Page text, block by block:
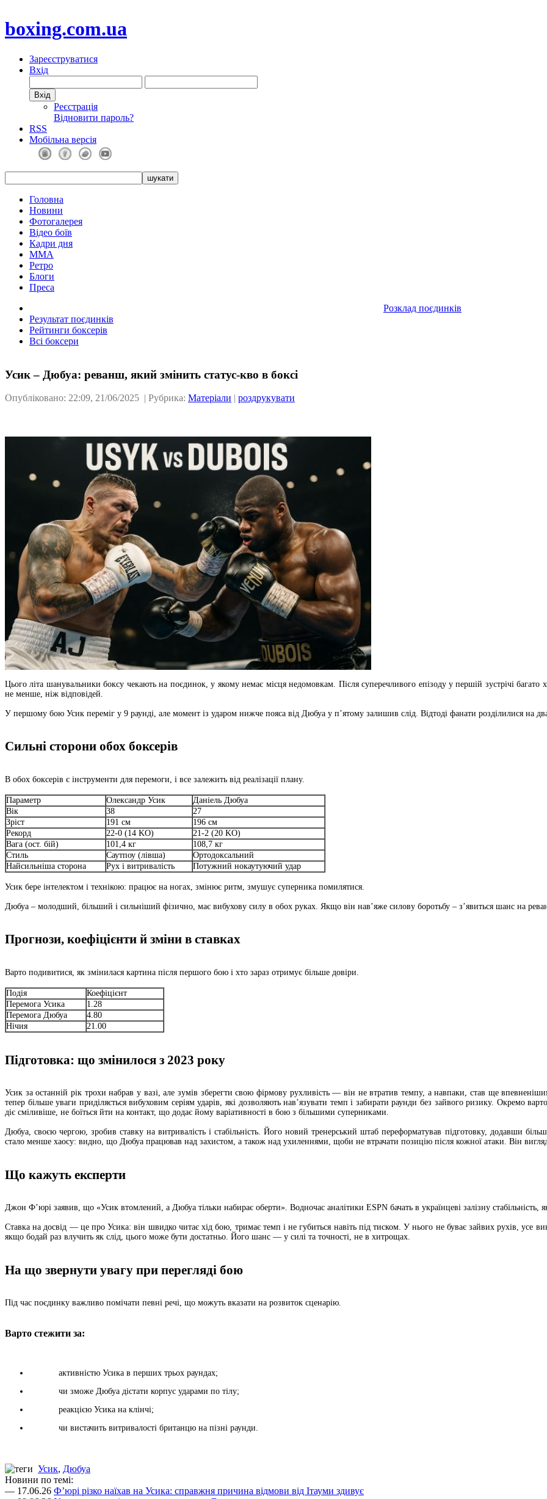
boxing.com.ua
Зареєструватися
Вхід
Реєстрація
Відновити пароль?
RSS
Мобільна версія
Головна
Новини
Фотогалерея
Відео боїв
Кадри дня
ММА
Ретро
Блоги
Преса
Розклад поєдинків
Результат поєдинків
Рейтинги боксерів
Всі боксери
Усик – Дюбуа: реванш, який змінить статус-кво в боксі
Опубліковано: 22:09, 21/06/2025 | Рубрика: Матеріали | роздрукувати
Цього літа шанувальники боксу чекають на поєдинок, у якому немає місця недомовкам. Після суперечливого епізоду у першій зустрічі багато
не менше, ніж відповідей.
У першому бою Усик переміг у 9 раунді, але момент із ударом нижче пояса від Дюбуа у п’ятому залишив слід. Відтоді фанати розділилися на
Сильні сторони обох боксерів
В обох боксерів є інструменти для перемоги, і все залежить від реалізації плану.
Параметр Олександр Усик
Даніель Дюбуа
Вік
38
27
Зріст
191 см
196 см
Рекорд
22-0 (14 KO)
21-2 (20 KO)
Вага (ост. бій)
101,4 кг
108,7 кг
Стиль
Саутпоу (лівша)
Ортодоксальний
Найсильніша сторона
Рух і витривалість Потужний нокаутуючий удар
Усик бере інтелектом і технікою: працює на ногах, змінює ритм, змушує суперника помилятися.
Дюбуа – молодший, більший і сильніший фізично, має вибухову силу в обох руках. Якщо він нав’яже силову боротьбу – з’явиться шанс на
Прогнози, коефіцієнти й зміни в ставках
Варто подивитися, як змінилася картина після першого бою і хто зараз отримує більше довіри.
Подія
Коефіцієнт
Перемога Усика
1.28
Перемога Дюбуа
4.80
Нічия
21.00
Підготовка: що змінилося з 2023 року
Усик за останній рік трохи набрав у вазі, але зумів зберегти свою фірмову рухливість — він не втратив темпу, а навпаки, став ще
тепер більше уваги приділяється вибуховим серіям ударів, які дозволяють навʼязувати темп і забирати раунди без зайвого ризику. Окремо
діє сміливіше, не боїться йти на контакт, що додає йому варіативності в бою з більшими суперниками.
Дюбуа, своєю чергою, зробив ставку на витривалість і стабільність. Його новий тренерський штаб переформатував підготовку, додавши
стало менше хаосу: видно, що Дюбуа працював над захистом, а також над ухиленнями, щоби не втрачати позицію після кожної атаки. Він
Що кажуть експерти
Джон Ф’юрі заявив, що «Усик втомлений, а Дюбуа тільки набирає оберти». Водночас аналітики ESPN бачать в українцеві залізну стабільність,
Ставка на досвід — це про Усика: він швидко читає хід бою, тримає темп і не губиться навіть під тиском. У нього не буває зайвих рухів,
якщо бодай раз влучить як слід, цього може бути достатньо. Його шанс — у силі та точності, не в хитрощах.
На що звернути увагу при перегляді бою
Під час поєдинку важливо помічати певні речі, що можуть вказати на розвиток сценарію.
Варто стежити за:
активністю Усика в перших трьох раундах;
чи зможе Дюбуа дістати корпус ударами по тілу;
реакцією Усика на клінчі;
чи вистачить витривалості британцю на пізні раунди.
Усик, Дюбуа
Новини по темі:
— 17.06.26 Ф’юрі різко наїхав на Усика: справжня причина відмови від Ітауми здивує